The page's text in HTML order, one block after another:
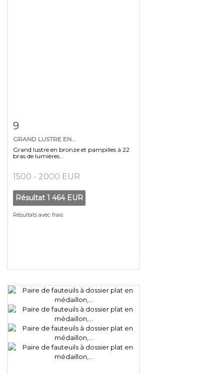
9
GRAND LUSTRE EN...
Grand lustre en bronze et pampilles à 22
bras de lumières...
1500 - 2000 EUR
Résultat 1 464 EUR
Résultats avec frais